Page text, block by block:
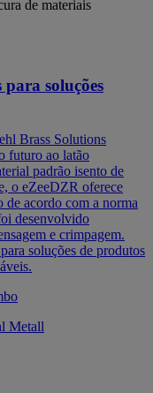
de materiais
soluções
Brass Solutions
futuro ao latão
padrão isento de
o eZeeDZR oferece
de acordo com a norma
desenvolvido
e crimpagem.
soluções de produtos
Metall